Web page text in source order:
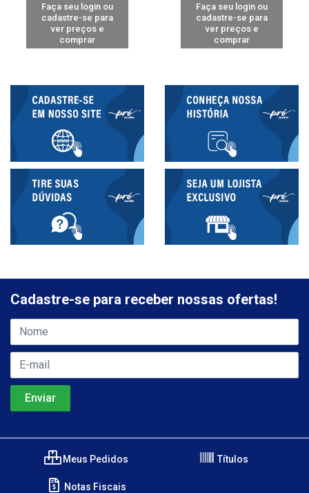
Faça seu login ou
cadastre-se para
ver preços e
comprar
Faça seu login ou
cadastre-se para
ver preços e
comprar
Cadastre-se para receber nossas ofertas!
Meus Pedidos Títulos
Notas Fiscais